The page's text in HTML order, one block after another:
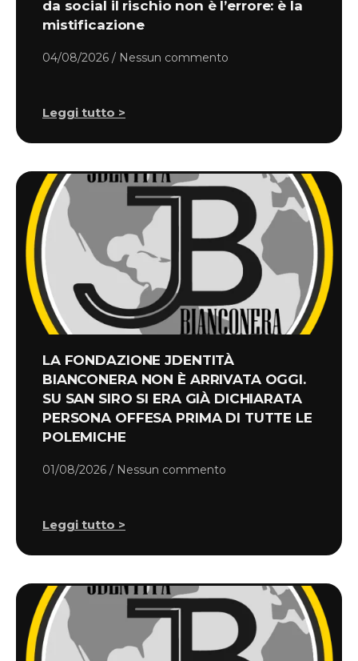
da social il rischio non è l’errore: è la
mistificazione
04/08/2026 Nessun commento
Leggi tutto >
LA FONDAZIONE JDENTITÀ
BIANCONERA NON È ARRIVATA OGGI.
SU SAN SIRO SI ERA GIÀ DICHIARATA
PERSONA OFFESA PRIMA DI TUTTE LE
POLEMICHE
01/08/2026 Nessun commento
Leggi tutto >